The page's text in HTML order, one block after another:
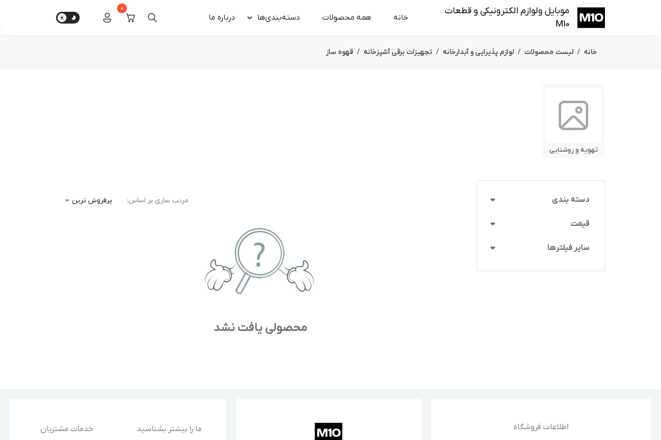
موبایل ولوازم الکترونیکی و قطعات
M10
خانه همه محصولات دسته‌بندی‌ها درباره‌ ما
0
خانه لیست محصولات لوازم پذیرایی و آبدارخانه تجهیزات برقی آشپزخانه قهوه ساز
تهویه و روشنایی
دسته بندی
قیمت
سایر فیلترها
مرتب سازی بر اساس:
محصولی یافت نشد
اطلاعات فروشگاه ما را بیشتر بشناسید خدمات مشتریان